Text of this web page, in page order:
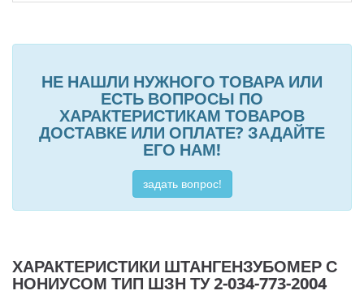
НЕ НАШЛИ НУЖНОГО ТОВАРА ИЛИ
ЕСТЬ ВОПРОСЫ ПО
ХАРАКТЕРИСТИКАМ ТОВАРОВ
ДОСТАВКЕ ИЛИ ОПЛАТЕ? ЗАДАЙТЕ
ЕГО НАМ!
задать вопрос!
ХАРАКТЕРИСТИКИ ШТАНГЕНЗУБОМЕР С
НОНИУСОМ ТИП ШЗН ТУ 2-034-773-2004